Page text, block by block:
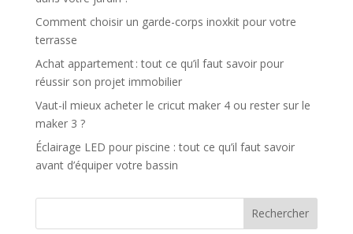
Comment choisir un garde-corps inoxkit pour votre
terrasse
Achat appartement : tout ce qu’il faut savoir pour
réussir son projet immobilier
Vaut-il mieux acheter le cricut maker 4 ou rester sur le
maker 3 ?
Éclairage LED pour piscine : tout ce qu’il faut savoir
avant d’équiper votre bassin